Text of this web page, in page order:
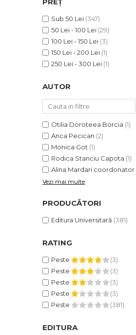
ADMINISTRATIVE
ȘTIINȚE ECONOMICE
ȘTIINȚE EXACTE
EDUCAȚIE FIZICĂ ȘI SPORT
PREUNIVERSITARIA
TIMP LIBER
PACHETE DE STUDIU
PROMOȚIILE LUNII
ULTIMELE EXEMPLARE
Cum Cumpăr
Politica de Retur
Formular de Retur
Distribuitori
Sub 50 Lei (347)
50 Lei - 100 Lei (29)
100 Lei - 150 Lei (3)
150 Lei - 200 Lei (1)
250 Lei - 300 Lei (1)
AUTOR
Otilia Doroteea Borcia (1)
Anca Pecican (2)
Monica Got (1)
Rodica Stanciu Capota (1)
Alina Mardari coordonator
Vezi mai multe
PRODUCĂTORI
Editura Universitară (381)
RATING
Peste
(3)
Peste
(3)
Peste
(3)
Peste
(3)
Peste
(381)
EDITURA